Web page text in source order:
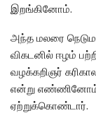
இறங்கினோம்.
அந்த மலரை
விகடனில் ஈழம்
வழக்கறிஞர்
என்று
ஏற்றுக்கொண்டார்.